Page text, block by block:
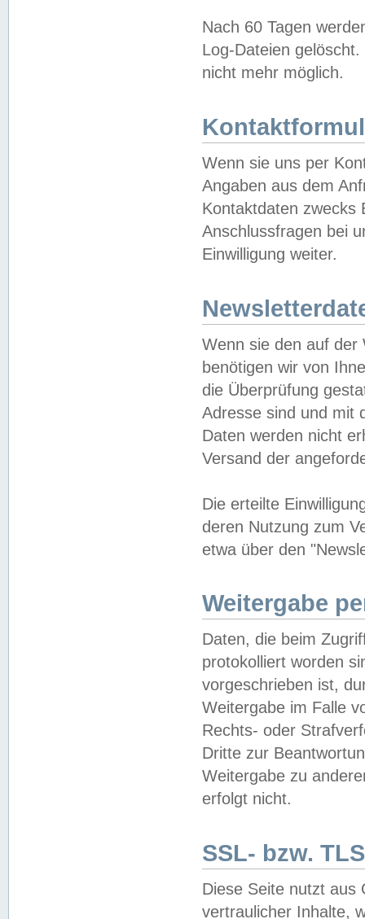
Nach 60 Tagen
Log-Dateien
nicht mehr möglich.
Wenn sie uns per
Angaben aus dem
Kontaktdaten zwecks
Anschlussfragen bei
Einwilligung weiter.
Wenn sie den auf der
benötigen wir von
die Überprüfung
Adresse sind und mit
Daten werden nicht
Versand der
Die erteilte
deren Nutzung zum
etwa über den
Weitergabe
Daten, die beim
protokolliert worden
vorgeschrieben ist,
Weitergabe im Falle
Rechts- oder
Dritte zur
Weitergabe zu
erfolgt nicht.
SSL- bzw.
Diese Seite nutzt aus
vertraulicher Inhalte,